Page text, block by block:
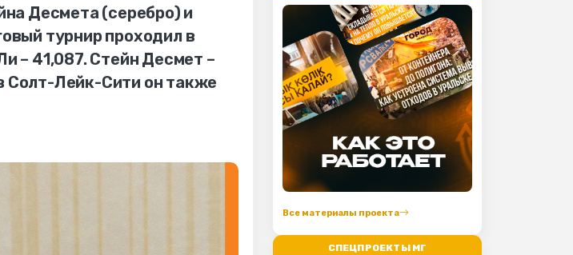
Десмета (серебро) и
турнир проходил в
– 41,087. Стейн Десмет –
Солт-Лейк-Сити он также
Все материалы проекта
СПЕЦПРОЕКТЫ МГ